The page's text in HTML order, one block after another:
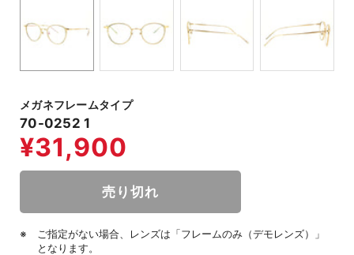
メガネフレームタイプ
70-0252 1
ご指定がない場合、レンズは「フレームのみ（デモレンズ）」
となります。